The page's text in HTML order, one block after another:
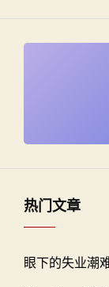
热门文章
眼下的失业潮